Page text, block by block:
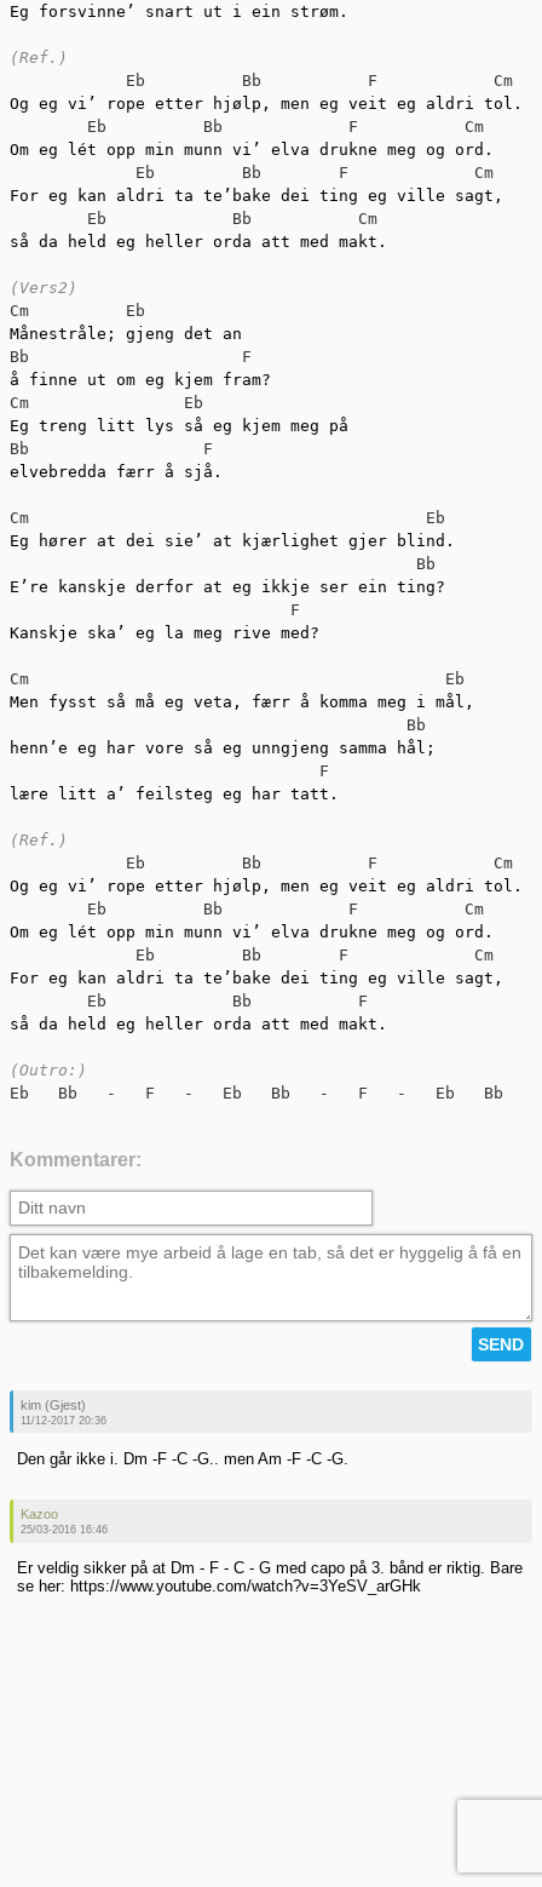
Eg forsvinne’ snart ut i ein strøm.
(Ref.)
Eb
Bb F
Cm
Og eg vi’ rope etter hjølp, men eg veit eg aldri tol.
Eb
Bb F
Cm
Om eg lét opp min munn vi’ elva drukne meg og ord.
Eb
Bb F
Cm
For eg kan aldri ta te’bake dei ting eg ville sagt,
Eb
Bb
Cm
så da held eg heller orda att med makt.
(Vers2)
Cm
Eb
Bb
F
Cm
Eb
Bb
F
elvebredda færr å sjå.
Cm
Eb
Eg hører at dei sie’ at kjærlighet gjer blind.
Bb
E’re kanskje derfor at eg ikkje ser ein ting?
F
Kanskje ska’ eg la meg rive med?
Cm
Eb
Men fysst så må eg veta, færr å komma meg i mål,
Bb
henn’e eg har vore så eg unngjeng samma hål;
F
lære litt a’ feilsteg eg har tatt.
(Ref.)
Eb
Bb F
Cm
Og eg vi’ rope etter hjølp, men eg veit eg aldri tol.
Eb
Bb F
Cm
Om eg lét opp min munn vi’ elva drukne meg og ord.
Eb
Bb F
Cm
For eg kan aldri ta te’bake dei ting eg ville sagt,
Eb
Bb
F
så da held eg heller orda att med makt.
(Outro:)
Eb
Bb - F - Eb Bb - F - Eb Bb
Kommentarer:
kim (Gjest)
11/12-2017 20:36
Den går ikke i. Dm -F -C -G.. men Am -F -C -G.
Kazoo
25/03-2016 16:46
Er veldig sikker på at Dm - F - C - G med capo på 3. bånd er riktig. Bare
se her: https://www.youtube.com/watch?v=3YeSV_arGHk